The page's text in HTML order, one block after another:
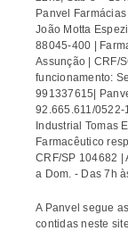
Panvel
João Motta
88045-400 |
Assunção | CRF/
funcionamento:
991337615|
92.665.611/0522-
Industrial Tomas
Farmacêutico
CRF/SP 104682 |
a Dom. - Das 7h
A Panvel segue
contidas neste